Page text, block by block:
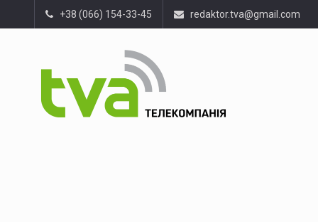
+38 (066) 154-33-45 redaktor.tva@gmail.com